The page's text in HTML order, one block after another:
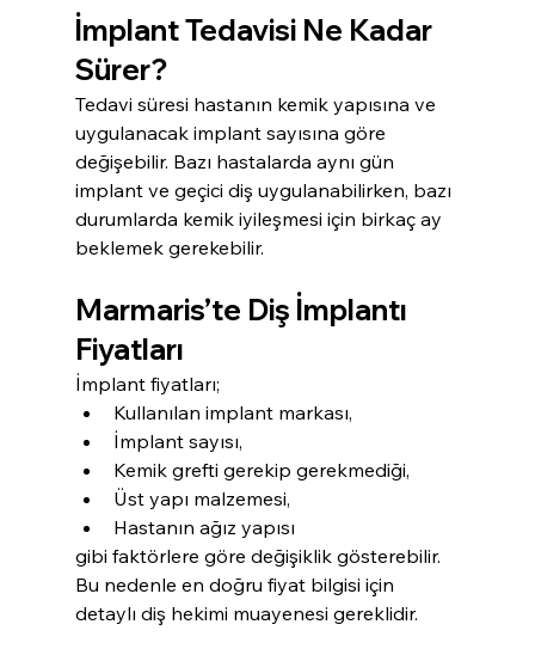
İmplant Tedavisi Ne Kadar
Sürer?
Tedavi süresi hastanın kemik yapısına ve
uygulanacak implant sayısına göre
değişebilir. Bazı hastalarda aynı gün
implant ve geçici diş uygulanabilirken, bazı
durumlarda kemik iyileşmesi için birkaç ay
beklemek gerekebilir.
Marmaris’te Diş İmplantı
Fiyatları
İmplant fiyatları;
Kullanılan implant markası,
İmplant sayısı,
Kemik grefti gerekip gerekmediği,
Üst yapı malzemesi,
Hastanın ağız yapısı
gibi faktörlere göre değişiklik gösterebilir.
Bu nedenle en doğru fiyat bilgisi için
detaylı diş hekimi muayenesi gereklidir.